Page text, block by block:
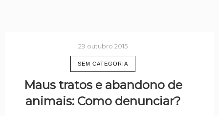
29 outubro 2015
SEM CATEGORIA
Maus tratos e abandono de
animais: Como denunciar?